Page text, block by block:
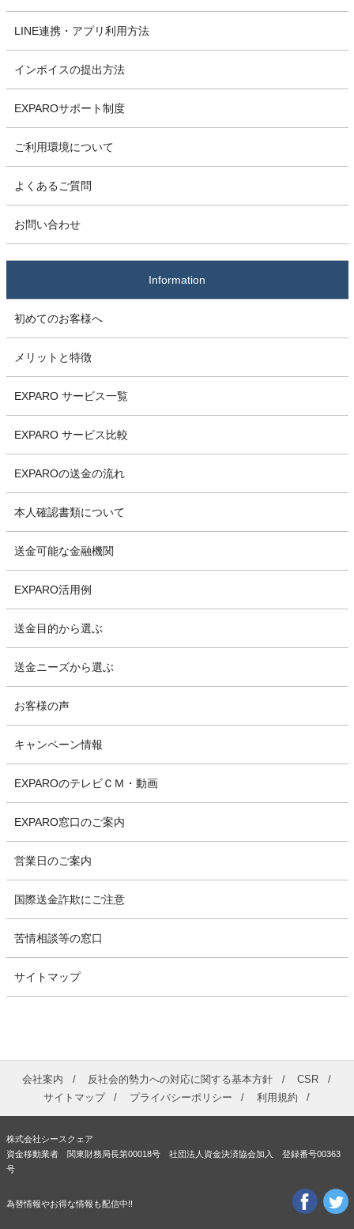
LINE連携・アプリ利用方法
インボイスの提出方法
EXPAROサポート制度
ご利用環境について
よくあるご質問
お問い合わせ
Information
初めてのお客様へ
メリットと特徴
EXPARO サービス一覧
EXPARO サービス比較
EXPAROの送金の流れ
本人確認書類について
送金可能な金融機関
EXPARO活用例
送金目的から選ぶ
送金ニーズから選ぶ
お客様の声
キャンペーン情報
EXPAROのテレビＣＭ・動画
EXPARO窓口のご案内
営業日のご案内
国際送金詐欺にご注意
苦情相談等の窓口
サイトマップ
会社案内 反社会的勢力への対応に関する基本方針
CSR
サイトマップ
プライバシーポリシー 利用規約
株式会社シースクェア
資金移動業者 関東財務局長第00018号 社団法人資金決済協会加入 登録番号00363
号
為替情報やお得な情報も配信中!!